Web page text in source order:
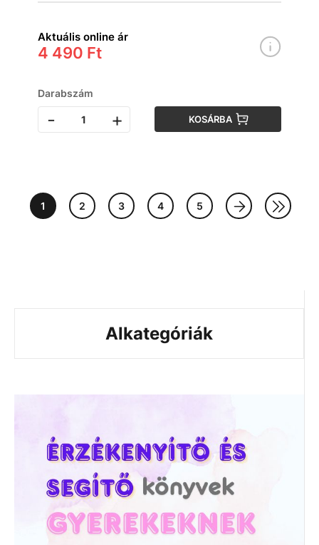
Aktuális online ár
4 490 Ft
Darabszám
- + KOSÁRBA
1 2 3 4 5
Alkategóriák